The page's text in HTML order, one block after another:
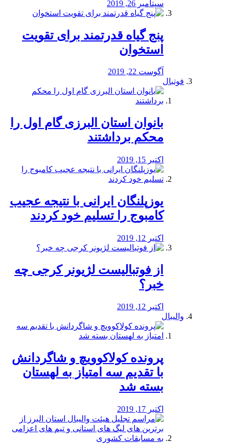
سپتامبر 26, 2019
پنج گیاه قدرتمند برای تقویت
استخوان
آگوست 22, 2019
فوتبال
بانوان استان البرزی گام اول را
محكم برداشتند
اکتبر 15, 2019
یوزپلنگان ایرانی با نتیجه عجیب
کامبوج را تسلیم خود کردند
اکتبر 12, 2019
از فوتبالیست لژیونر کرجی چه
خبر؟
اکتبر 12, 2019
والیبال
پرونده کولاکوویچ و شاگردانش
با تقدیم سه امتیاز به لهستان
بسته شد
اکتبر 17, 2019